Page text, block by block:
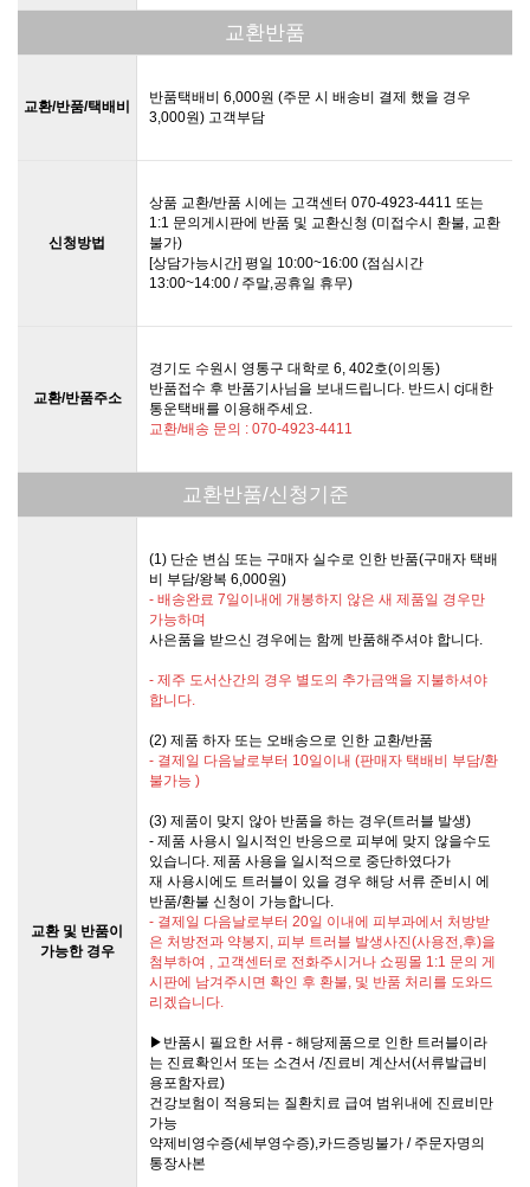
교환반품
교환/반품/택배비
반품택배비 6,000원 (주문 시 배송비 결제 했을 경우
3,000원) 고객부담
신청방법
상품 교환/반품 시에는 고객센터 070-4923-4411 또는
1:1 문의게시판에 반품 및 교환신청 (미접수시 환불, 교환
불가)
[상담가능시간] 평일 10:00~16:00 (점심시간
13:00~14:00 / 주말,공휴일 휴무)
교환/반품주소
경기도 수원시 영통구 대학로 6, 402호(이의동)
반품접수 후 반품기사님을 보내드립니다. 반드시 cj대한
통운택배를 이용해주세요.
교환/배송 문의 : 070-4923-4411
교환반품/신청기준
교환 및 반품이
가능한 경우
(1) 단순 변심 또는 구매자 실수로 인한 반품(구매자 택배
비 부담/왕복 6,000원)
- 배송완료 7일이내에 개봉하지 않은 새 제품일 경우만
가능하며
사은품을 받으신 경우에는 함께 반품해주셔야 합니다.
- 제주 도서산간의 경우 별도의 추가금액을 지불하셔야
합니다.
(2) 제품 하자 또는 오배송으로 인한 교환/반품
- 결제일 다음날로부터 10일이내 (판매자 택배비 부담/환
불가능 )
(3) 제품이 맞지 않아 반품을 하는 경우(트러블 발생)
- 제품 사용시 일시적인 반응으로 피부에 맞지 않을수도
있습니다. 제품 사용을 일시적으로 중단하였다가
재 사용시에도 트러블이 있을 경우 해당 서류 준비시 에
반품/환불 신청이 가능합니다.
- 결제일 다음날로부터 20일 이내에 피부과에서 처방받
은 처방전과 약봉지, 피부 트러블 발생사진(사용전,후)을
첨부하여 , 고객센터로 전화주시거나 쇼핑몰 1:1 문의 게
시판에 남겨주시면 확인 후 환불, 및 반품 처리를 도와드
리겠습니다.
▶반품시 필요한 서류 - 해당제품으로 인한 트러블이라
는 진료확인서 또는 소견서 /진료비 계산서(서류발급비
용포함자료)
건강보험이 적용되는 질환치료 급여 범위내에 진료비만
가능
약제비영수증(세부영수증),카드증빙불가 / 주문자명의
통장사본